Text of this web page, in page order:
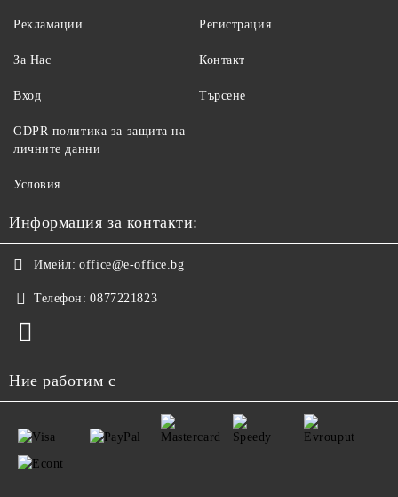
Рекламации
За Нас
Вход
Регистрация
Контакт
Търсене
GDPR политика за защита на
личните данни
Условия
Информация за контакти:
Имейл: office@e-office.bg
Телефон: 0877221823
Ние работим с